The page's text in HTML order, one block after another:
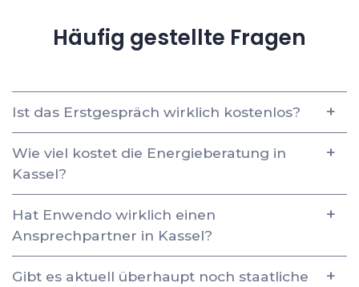
Häufig gestellte Fragen
Ist das Erstgespräch wirklich kostenlos?
Wie viel kostet die Energieberatung in
Kassel?
Hat Enwendo wirklich einen
Ansprechpartner in Kassel?
Gibt es aktuell überhaupt noch staatliche